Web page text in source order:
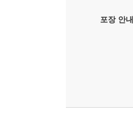
포장 안내